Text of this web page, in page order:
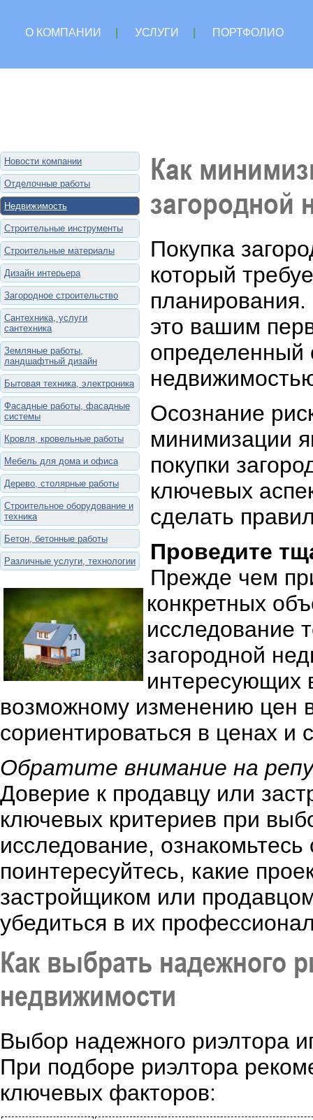
О КОМПАНИИ УСЛУГИ
ПОРТФОЛИО
Новости компании
Отделочные работы
Недвижимость
Строительные инструменты
Строительные материалы
Дизайн интерьера
Загородное строительство
Сантехника, услуги
сантехника
Земляные работы,
ландшафтный дизайн
Бытовая техника, электроника
Фасадные работы, фасадные
системы
Кровля, кровельные работы
Мебель для дома и офиса
Дерево, столярные работы
Строительное оборудование и
техника
Бетон, бетонные работы
Различные услуги, технологии
Как
загородной
Покупка
который
планирования.
это вашим
определенный
Осознание
минимизации
покупки
ключевых
сделать
Проведите
Прежде чем
конкретных
исследование
загородной
интересующих
возможному изменению
сориентироваться в ценах
Обратите внимание на
Доверие к продавцу или
ключевых критериев при
исследование,
поинтересуйтесь, какие
застройщиком или
убедиться в их
Как выбрать надежного
недвижимости
Выбор надежного риэлтора
При подборе риэлтора
ключевых факторов: